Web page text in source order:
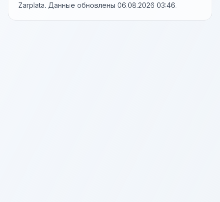
Zarplata. Данные обновлены 06.08.2026 03:46.